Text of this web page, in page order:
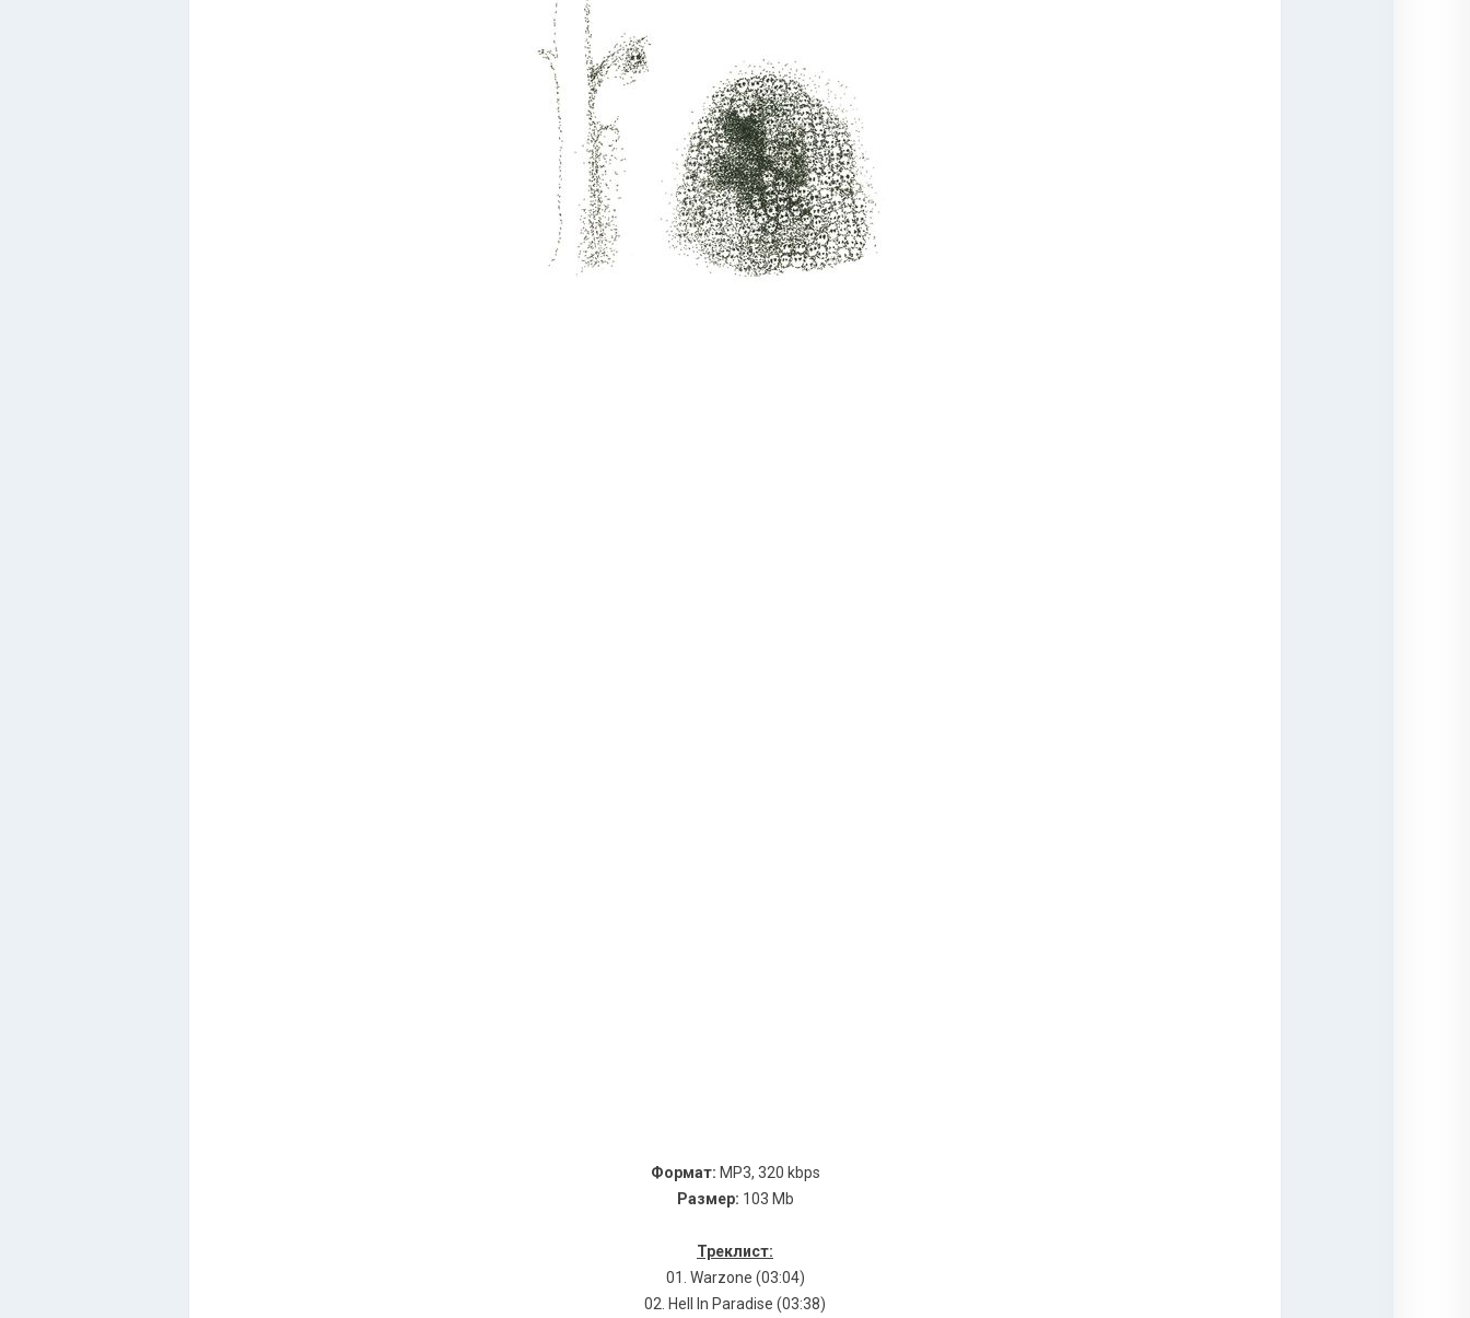
Формат: MP3, 320 kbps
Размер: 103 Mb
Треклист:
01. Wаrzоnе (03:04)
02. Неll In Раrаdisе (03:38)